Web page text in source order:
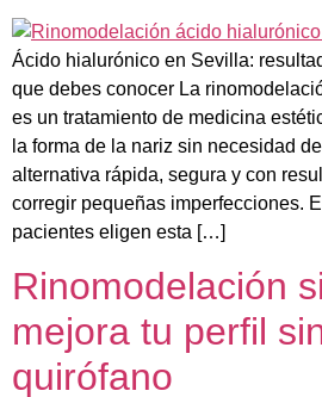
Ácido hialurónico en Sevilla:
que debes conocer La
es un tratamiento de medicina
la forma de la nariz sin necesidad
alternativa rápida, segura y con
corregir pequeñas imperfecciones.
pacientes eligen esta […]
Rinomodelación
mejora tu perfil
quirófano